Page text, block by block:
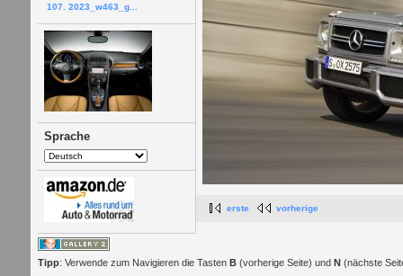
107. 2023_w463_g...
Sprache
erste vorherige
Tipp: Verwende zum Navigieren die Tasten B(vorherige Seite) und N(nächste